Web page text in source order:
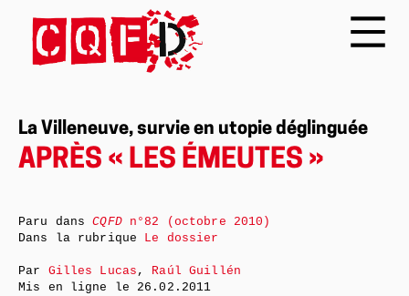
La Villeneuve, survie en utopie déglinguée
APRÈS « LES ÉMEUTES »
Paru dansCQFDn°82 (octobre 2010)
Dans la rubrique Le dossier
Par Gilles Lucas , Raúl Guillén
Mis en ligne le 26.02.2011